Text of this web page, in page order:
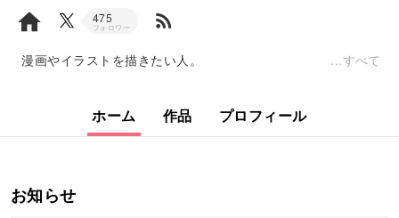
475
フォロワー rss_feed
漫画やイラストを描きたい人。 すべて
ホーム 作品 プロフィール
お知らせ